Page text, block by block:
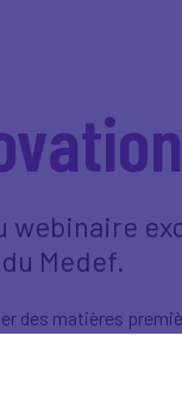
Medef.
des matières